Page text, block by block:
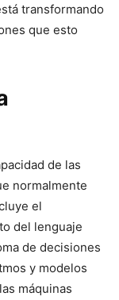
transformando
que esto
de las
normalmente
el
del lenguaje
de decisiones
y modelos
máquinas